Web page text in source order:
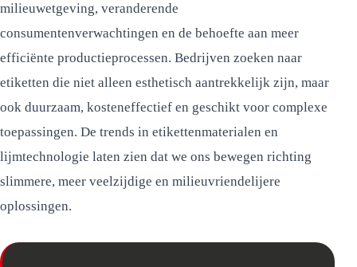
milieuwetgeving, veranderende
consumentenverwachtingen en de behoefte aan meer
efficiënte productieprocessen. Bedrijven zoeken naar
etiketten die niet alleen esthetisch aantrekkelijk zijn, maar
ook duurzaam, kosteneffectief en geschikt voor complexe
toepassingen. De trends in etikettenmaterialen en
lijmtechnologie laten zien dat we ons bewegen richting
slimmere, meer veelzijdige en milieuvriendelijere
oplossingen.